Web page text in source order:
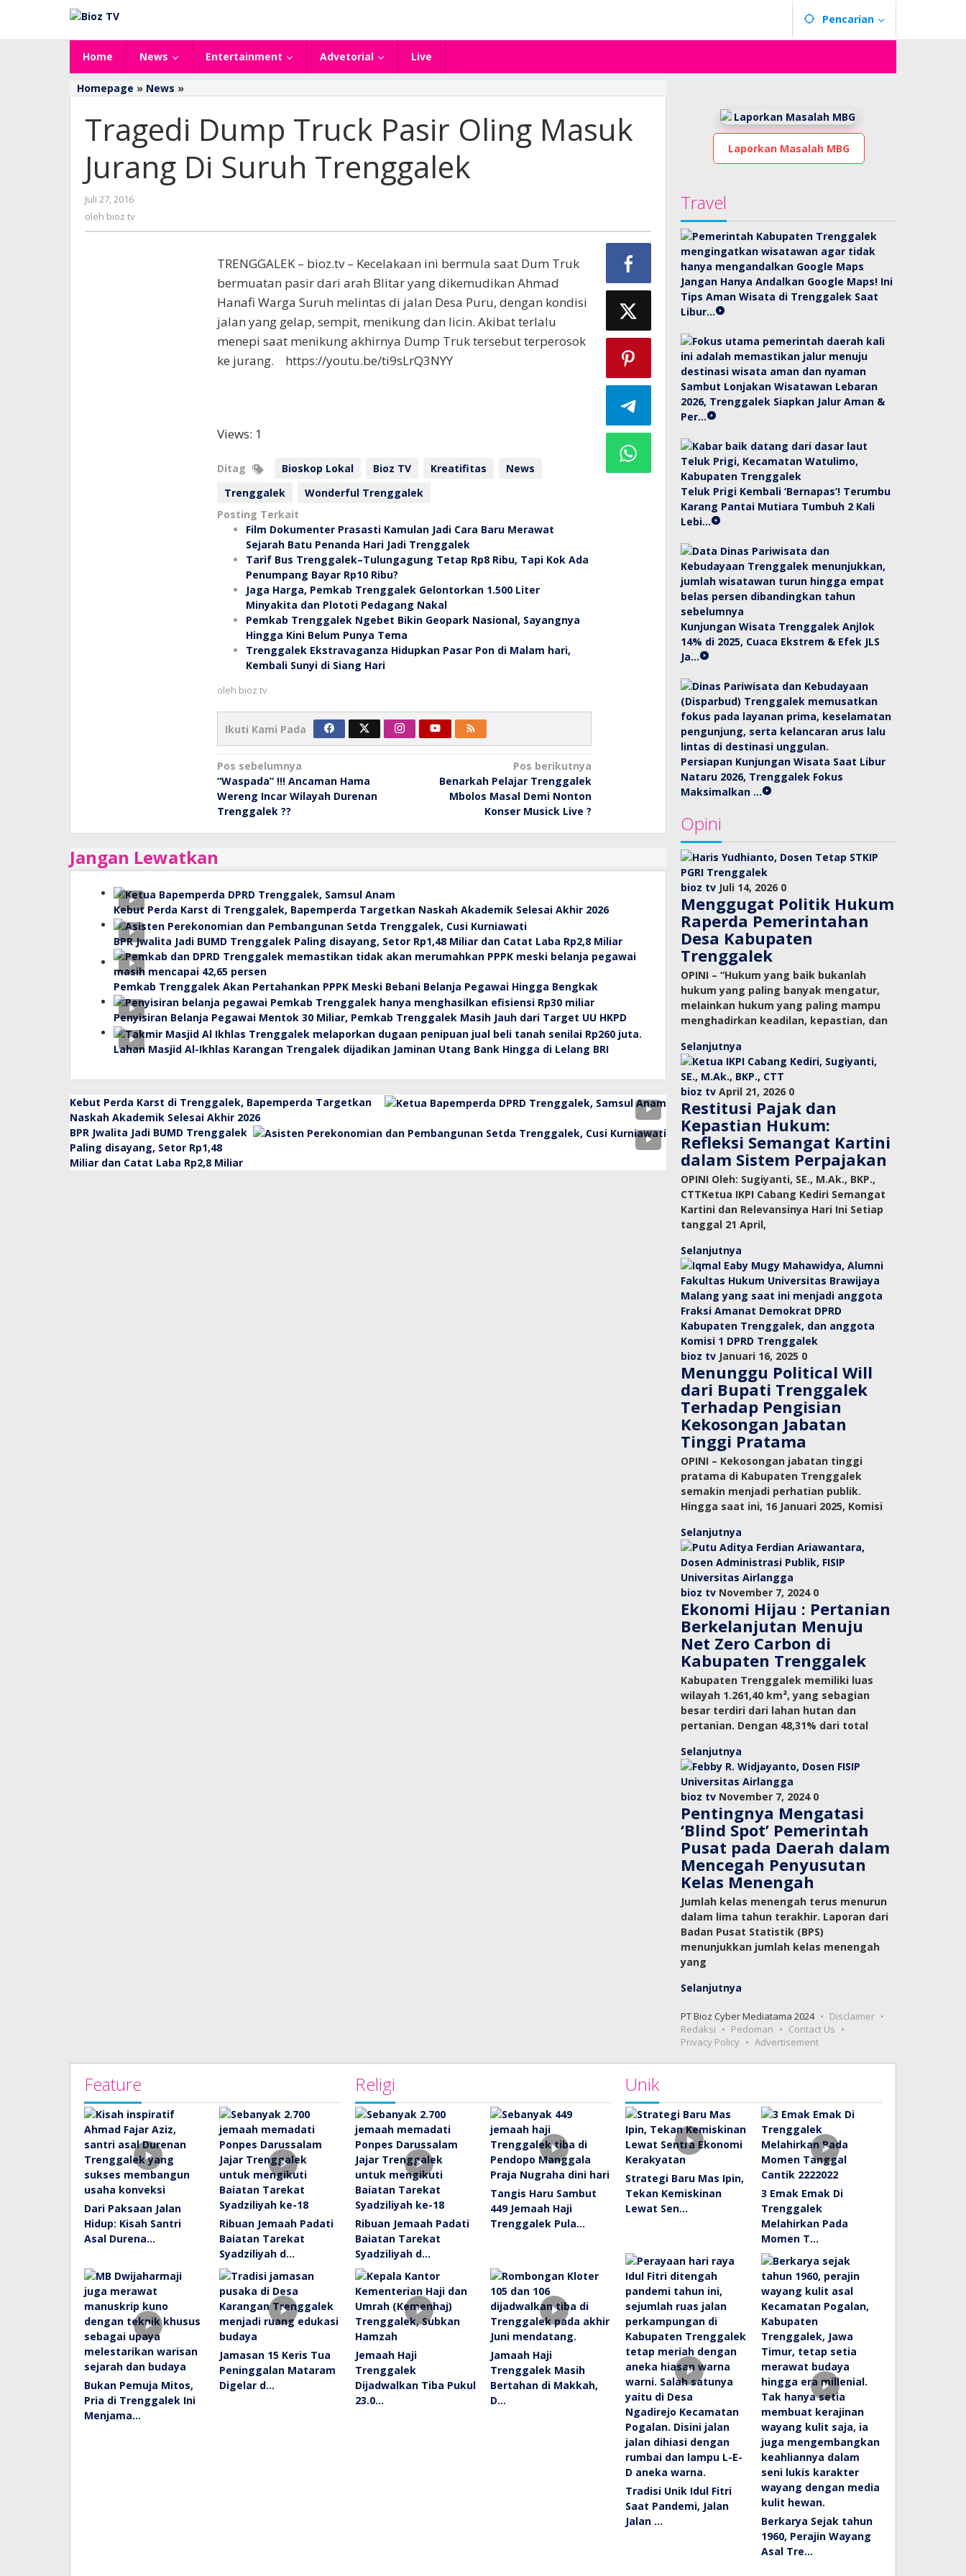
konten
Pencarian
Home News Entertainment Advetorial Live
Homepage » News »Tragedi
Truck
Masuk
Jurang
Tragedi Dump Truck Pasir Oling Masuk
Jurang Di Suruh Trenggalek
Juli 27, 2016
oleh bioz tv
TRENGGALEK – bioz.tv – Kecelakaan ini bermula saat Dum Truk
bermuatan pasir dari arah Blitar yang dikemudikan Ahmad
Hanafi Warga Suruh melintas di jalan Desa Puru, dengan kondisi
jalan yang gelap, sempit, menikung dan licin. Akibat terlalu
menepi saat menikung akhirnya Dump Truk tersebut terperosok
ke jurang. https://youtu.be/ti9sLrQ3NYY
Views: 1
Ditag Bioskop Lokal Bioz TV Kreatifitas
News
Trenggalek
Wonderful Trenggalek
Posting Terkait
Film Dokumenter Prasasti Kamulan Jadi Cara Baru Merawat
Sejarah Batu Penanda Hari Jadi Trenggalek
Tarif Bus Trenggalek–Tulungagung Tetap Rp8 Ribu, Tapi Kok Ada
Penumpang Bayar Rp10 Ribu?
Jaga Harga, Pemkab Trenggalek Gelontorkan 1.500 Liter
Minyakita dan Plototi Pedagang Nakal
Pemkab Trenggalek Ngebet Bikin Geopark Nasional, Sayangnya
Hingga Kini Belum Punya Tema
Trenggalek Ekstravaganza Hidupkan Pasar Pon di Malam hari,
Kembali Sunyi di Siang Hari
oleh bioz tv
Ikuti Kami Pada
Navigasi
pos
Pos sebelumnya
“Waspada” !!! Ancaman Hama
Wereng Incar Wilayah Durenan
Trenggalek ??
Pos berikutnya
Benarkah Pelajar Trenggalek
Mbolos Masal Demi Nonton
Konser Musick Live ?
Jangan Lewatkan
Kebut Perda Karst di Trenggalek, Bapemperda Targetkan Naskah Akademik Selesai Akhir 2026
BPR Jwalita Jadi BUMD Trenggalek Paling disayang, Setor Rp1,48 Miliar dan Catat Laba Rp2,8 Miliar
Pemkab Trenggalek Akan Pertahankan PPPK Meski Bebani Belanja Pegawai Hingga Bengkak
Penyisiran Belanja Pegawai Mentok 30 Miliar, Pemkab Trenggalek Masih Jauh dari Target UU HKPD
Lahan Masjid Al-Ikhlas Karangan Trengalek dijadikan Jaminan Utang Bank Hingga di Lelang BRI
Kebut Perda Karst di Trenggalek, Bapemperda Targetkan
Naskah Akademik Selesai Akhir 2026
BPR Jwalita Jadi BUMD Trenggalek
Paling disayang, Setor Rp1,48
Miliar dan Catat Laba Rp2,8 Miliar
Laporkan Masalah MBG
Travel
Jangan Hanya Andalkan Google Maps! Ini
Tips Aman Wisata di Trenggalek Saat
Libur…
Sambut Lonjakan Wisatawan Lebaran
2026, Trenggalek Siapkan Jalur Aman &
Per…
Teluk Prigi Kembali ‘Bernapas’! Terumbu
Karang Pantai Mutiara Tumbuh 2 Kali
Lebi…
Kunjungan Wisata Trenggalek Anjlok
14% di 2025, Cuaca Ekstrem & Efek JLS
Ja…
Persiapan Kunjungan Wisata Saat Libur
Nataru 2026, Trenggalek Fokus
Maksimalkan …
Opini
bioz tv Juli 14, 2026 0
Menggugat Politik Hukum
Raperda Pemerintahan
Desa Kabupaten
Trenggalek
OPINI – “Hukum yang baik bukanlah
hukum yang paling banyak mengatur,
melainkan hukum yang paling mampu
menghadirkan keadilan, kepastian, dan
Selanjutnya
bioz tv April 21, 2026 0
Restitusi Pajak dan
Kepastian Hukum:
Refleksi Semangat Kartini
dalam Sistem Perpajakan
OPINI Oleh: Sugiyanti, SE., M.Ak., BKP.,
CTTKetua IKPI Cabang Kediri Semangat
Kartini dan Relevansinya Hari Ini Setiap
tanggal 21 April,
Selanjutnya
bioz tv Januari 16, 2025 0
Menunggu Political Will
dari Bupati Trenggalek
Terhadap Pengisian
Kekosongan Jabatan
Tinggi Pratama
OPINI – Kekosongan jabatan tinggi
pratama di Kabupaten Trenggalek
semakin menjadi perhatian publik.
Hingga saat ini, 16 Januari 2025, Komisi
Selanjutnya
bioz tv November 7, 2024 0
Ekonomi Hijau : Pertanian
Berkelanjutan Menuju
Net Zero Carbon di
Kabupaten Trenggalek
Kabupaten Trenggalek memiliki luas
wilayah 1.261,40 km², yang sebagian
besar terdiri dari lahan hutan dan
pertanian. Dengan 48,31% dari total
Selanjutnya
bioz tv November 7, 2024 0
Pentingnya Mengatasi
‘Blind Spot’ Pemerintah
Pusat pada Daerah dalam
Mencegah Penyusutan
Kelas Menengah
Jumlah kelas menengah terus menurun
dalam lima tahun terakhir. Laporan dari
Badan Pusat Statistik (BPS)
menunjukkan jumlah kelas menengah
yang
Selanjutnya
PT Bioz Cyber Mediatama 2024
Disclaimer
Redaksi
Pedoman
Contact Us
Privacy Policy
Advertisement
Feature
Dari Paksaan Jalan
Hidup: Kisah Santri
Asal Durena…
Ribuan Jemaah Padati
Baiatan Tarekat
Syadziliyah d…
Bukan Pemuja Mitos,
Pria di Trenggalek Ini
Menjama…
Jamasan 15 Keris Tua
Peninggalan Mataram
Digelar d…
Religi
Ribuan Jemaah Padati
Baiatan Tarekat
Syadziliyah d…
Tangis Haru Sambut
449 Jemaah Haji
Trenggalek Pula…
Jemaah Haji
Trenggalek
Dijadwalkan Tiba Pukul
23.0…
Jamaah Haji
Trenggalek Masih
Bertahan di Makkah,
D…
Unik
Strategi Baru Mas Ipin,
Tekan Kemiskinan
Lewat Sen…
3 Emak Emak Di
Trenggalek
Melahirkan Pada
Momen T…
Tradisi Unik Idul Fitri
Saat Pandemi, Jalan
Jalan …
Berkarya Sejak tahun
1960, Perajin Wayang
Asal Tre…